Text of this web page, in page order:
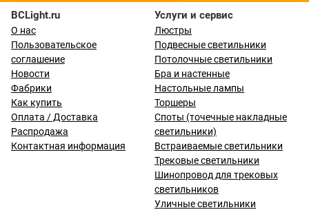
BCLight.ru
О нас
Пользовательское
соглашение
Новости
Фабрики
Как купить
Оплата / Доставка
Распродажа
Контактная информация
Услуги и сервис
Люстры
Подвесные светильники
Потолочные светильники
Бра и настенные
Настольные лампы
Торшеры
Споты (точечные накладные
светильники)
Встраиваемые светильники
Трековые светильники
Шинопровод для трековых
светильников
Уличные светильники